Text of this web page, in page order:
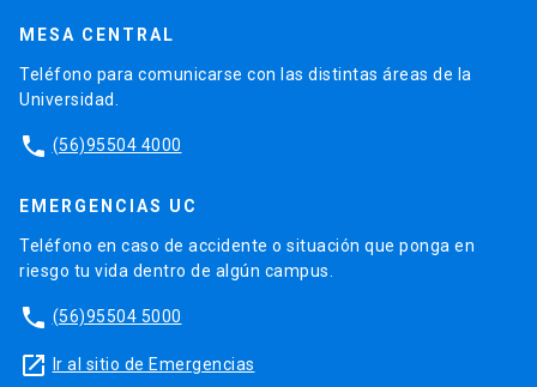
MESA CENTRAL
Teléfono para comunicarse con las distintas áreas de la
Universidad.
phone (56)95504 4000
EMERGENCIAS UC
Teléfono en caso de accidente o situación que ponga en
riesgo tu vida dentro de algún campus.
phone (56)95504 5000
launch Ir al sitio de Emergencias